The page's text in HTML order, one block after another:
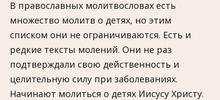
В православных молитвословах есть
множество молитв о детях, но этим
списком они не ограничиваются. Есть и
редкие тексты молений. Они не раз
подтверждали свою действенность и
целительную силу при заболеваниях.
Начинают молиться о детях Иисусу Христу.